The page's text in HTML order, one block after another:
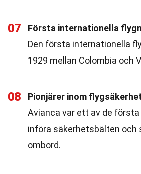
07
Första internationella
Den första internationella
1929 mellan Colombia och
08
Pionjärer inom
Avianca var ett av de
införa säkerhetsbälten och
ombord.